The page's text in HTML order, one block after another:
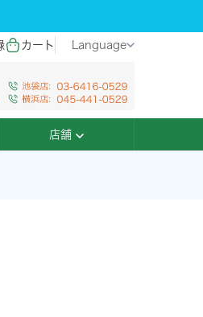
カート Language
店舗